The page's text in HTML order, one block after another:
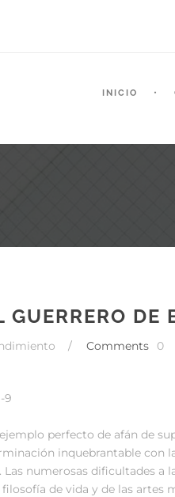
INICIO
GUERRERO DE
/ Comments 0
9
perfecto de afán de
inquebrantable con
numerosas dificultades a
de vida y de las artes